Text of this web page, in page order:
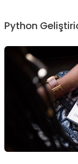
Python